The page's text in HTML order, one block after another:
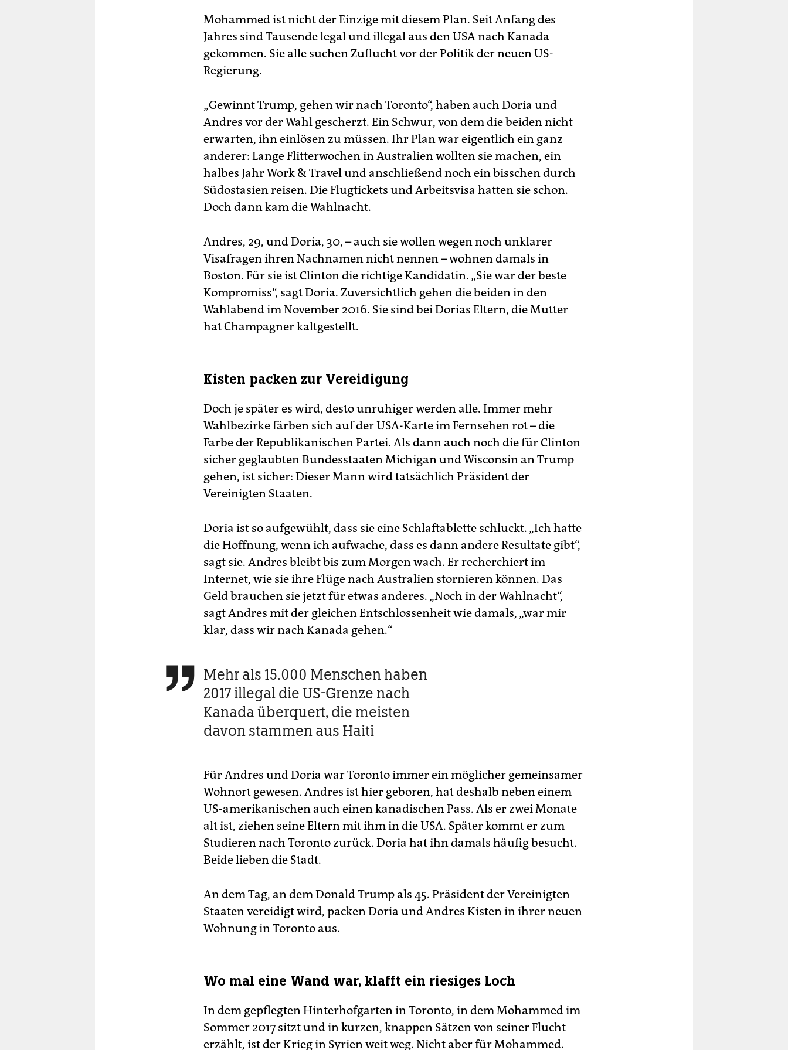
Mohammed ist nicht der Einzige mit diesem Plan. Seit Anfang des
Jahres sind Tausende legal und illegal aus den USA nach Kanada
gekommen. Sie alle suchen Zuflucht vor der Politik der neuen US-
Regierung.
„Gewinnt Trump, gehen wir nach Toronto“, haben auch Doria und
Andres vor der Wahl gescherzt. Ein Schwur, von dem die beiden nicht
erwarten, ihn einlösen zu müssen. Ihr Plan war eigentlich ein ganz
anderer: Lange Flitterwochen in Australien wollten sie machen, ein
halbes Jahr Work & Travel und anschließend noch ein bisschen durch
Südostasien reisen. Die Flugtickets und Arbeitsvisa hatten sie schon.
Doch dann kam die Wahlnacht.
Andres, 29, und Doria, 30, – auch sie wollen wegen noch unklarer
Visafragen ihren Nachnamen nicht nennen – wohnen damals in
Boston. Für sie ist Clinton die richtige Kandidatin. „Sie war der beste
Kompromiss“, sagt Doria. Zuversichtlich gehen die beiden in den
Wahlabend im November 2016. Sie sind bei Dorias Eltern, die Mutter
hat Champagner kaltgestellt.
Kisten packen zur Vereidigung
Doch je später es wird, desto unruhiger werden alle. Immer mehr
Wahlbezirke färben sich auf der USA-Karte im Fernsehen rot – die
Farbe der Republikanischen Partei. Als dann auch noch die für Clinton
sicher geglaubten Bundesstaaten Michigan und Wisconsin an Trump
gehen, ist sicher: Dieser Mann wird tatsächlich Präsident der
Vereinigten Staaten.
Doria ist so aufgewühlt, dass sie eine Schlaftablette schluckt. „Ich hatte
die Hoffnung, wenn ich aufwache, dass es dann andere Resultate gibt“,
sagt sie. Andres bleibt bis zum Morgen wach. Er recherchiert im
Internet, wie sie ihre Flüge nach Australien stornieren können. Das
Geld brauchen sie jetzt für etwas anderes. „Noch in der Wahlnacht“,
sagt Andres mit der gleichen Entschlossenheit wie damals, „war mir
klar, dass wir nach Kanada gehen.“
 Mehr als 15.000 Menschen haben
2017 illegal die US-Grenze nach
Kanada überquert, die meisten
davon stammen aus Haiti
Für Andres und Doria war Toronto immer ein möglicher gemeinsamer
Wohnort gewesen. Andres ist hier geboren, hat deshalb neben einem
US-amerikanischen auch einen kanadischen Pass. Als er zwei Monate
alt ist, ziehen seine Eltern mit ihm in die USA. Später kommt er zum
Studieren nach Toronto zurück. Doria hat ihn damals häufig besucht.
Beide lieben die Stadt.
An dem Tag, an dem Donald Trump als 45. Präsident der Vereinigten
Staaten vereidigt wird, packen Doria und Andres Kisten in ihrer neuen
Wohnung in Toronto aus.
Wo mal eine Wand war, klafft ein riesiges Loch
In dem gepflegten Hinterhofgarten in Toronto, in dem Mohammed im
Sommer 2017 sitzt und in kurzen, knappen Sätzen von seiner Flucht
erzählt, ist der Krieg in Syrien weit weg. Nicht aber für Mohammed.